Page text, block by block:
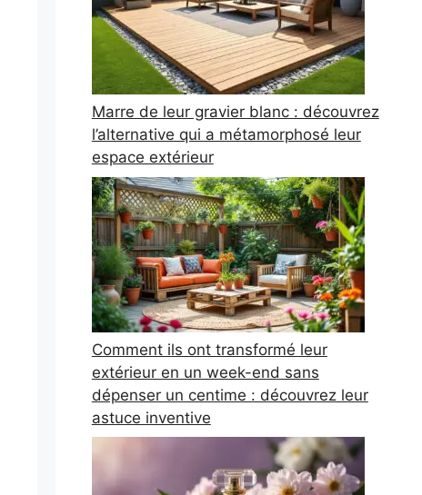
Marre de leur gravier blanc : découvrez
l’alternative qui a métamorphosé leur
espace extérieur
Comment ils ont transformé leur
extérieur en un week-end sans
dépenser un centime : découvrez leur
astuce inventive